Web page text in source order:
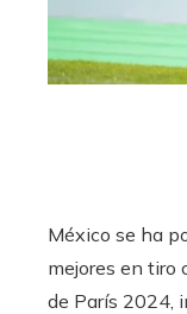
México se ha
mejores en tiro
de París 2024,